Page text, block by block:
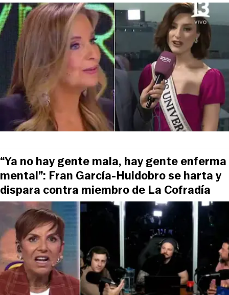
“Ya no hay gente mala, hay gente enferma
mental”: Fran García-Huidobro se harta y
dispara contra miembro de La Cofradía